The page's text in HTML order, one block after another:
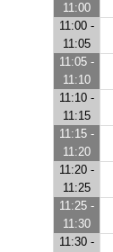
11:00
11:00 -
11:05
11:05 -
11:10
11:10 -
11:15
11:15 -
11:20
11:20 -
11:25
11:25 -
11:30
11:30 -